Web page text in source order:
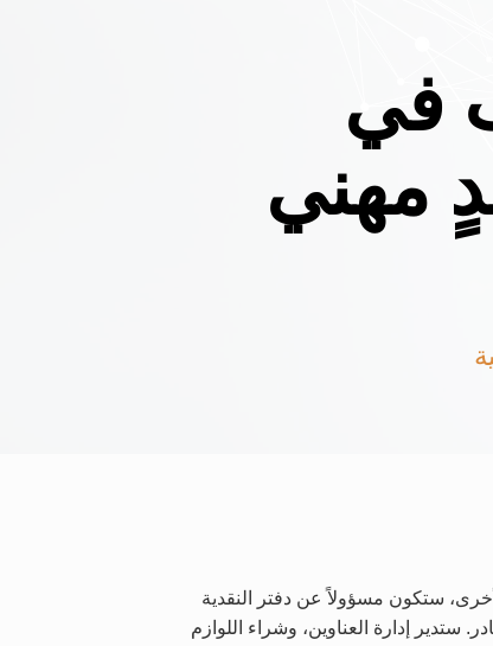
في
مهني
ستكون مسؤولاً عن دفتر النقدية
ستدير إدارة العناوين، وشراء اللوازم